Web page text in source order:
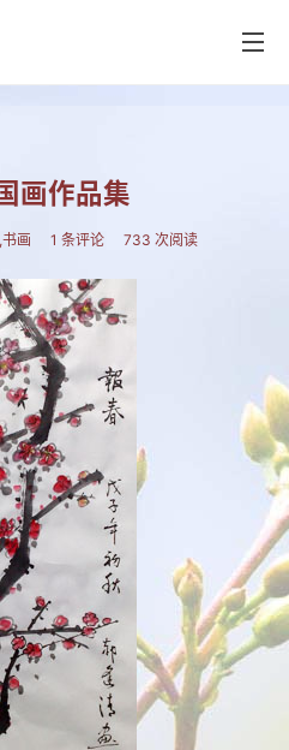
书画
诗词
书画
摄影
平诗集
诗集
民诗集
楹联
文集
楹联
伯文集
翁文集
画作品集
书画 1 条评论 733 次阅读